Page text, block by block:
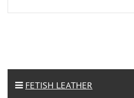
FETISH LEATHER